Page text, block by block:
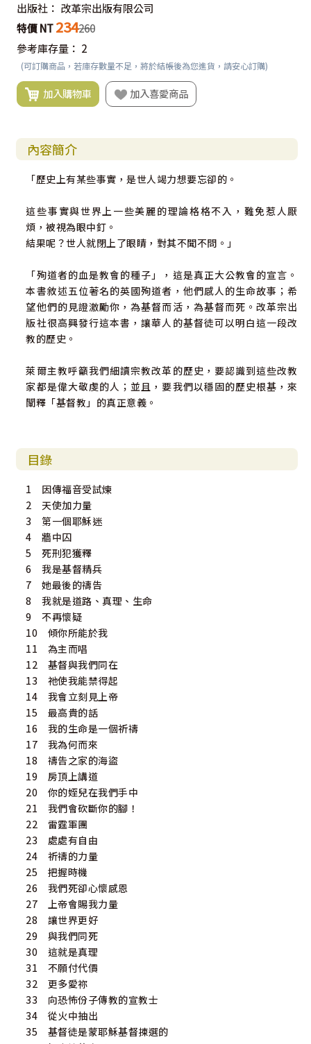
出版社： 改革宗出版有限公司
特價 NT 234260
參考庫存量： 2
(可訂購商品，若庫存數量不足，將於結帳後為您進貨，請安心訂購)
加入購物車 加入喜愛商品
內容簡介
「歷史上有某些事實，是世人竭力想要忘卻的。
這些事實與世界上一些美麗的理論格格不入，難免惹人厭
煩，被視為眼中釘。
結果呢？世人就閉上了眼睛，對其不聞不問。」
「殉道者的血是教會的種子」，這是真正大公教會的宣言。
本書敘述五位著名的英國殉道者，他們感人的生命故事；希
望他們的見證激勵你，為基督而活，為基督而死。改革宗出
版社很高興發行這本書，讓華人的基督徒可以明白這一段改
教的歷史。
萊爾主教呼籲我們細讀宗教改革的歷史，要認識到這些改教
家都是偉大敬虔的人；並且，要我們以穩固的歷史根基，來
闡釋「基督教」的真正意義。
目錄
1 因傳福音受試煉
2 天使加力量
3 第一個耶穌迷
4 牆中囚
5 死刑犯獲釋
6 我是基督精兵
7 她最後的禱告
8 我就是道路、真理、生命
9 不再懷疑
10 傾你所能於我
11 為主而唱
12 基督與我們同在
13 祂使我能禁得起
14 我會立刻見上帝
15 最高貴的話
16 我的生命是一個祈禱
17 我為何而來
18 禱告之家的海盜
19 房頂上講道
20 你的姪兒在我們手中
21 我們會砍斷你的腳！
22 雷霆軍團
23 處處有自由
24 祈禱的力量
25 把握時機
26 我們死卻心懷感恩
27 上帝會賜我力量
28 讓世界更好
29 與我們同死
30 這就是真理
31 不願付代價
32 更多愛祢
33 向恐怖份子傳教的宣教士
34 從火中抽出
35 基督徒是蒙耶穌基督揀選的